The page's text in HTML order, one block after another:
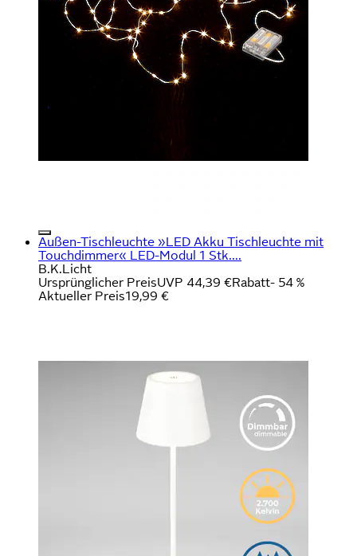
Außen-Tischleuchte »LED Akku Tischleuchte mit
Touchdimmer« LED-Modul 1 Stk....
B.K.Licht
Ursprünglicher PreisUVP 44,39 €Rabatt- 54 %
Aktueller Preis19,99 €